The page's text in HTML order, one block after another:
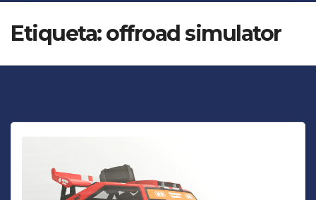
Etiqueta:offroad simulator